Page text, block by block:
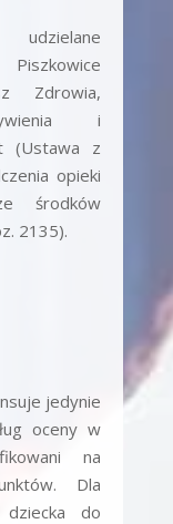
Zdrowia,
i
(Ustawa z
opieki
środków
2135).
jedynie
oceny w
na
Dla
do